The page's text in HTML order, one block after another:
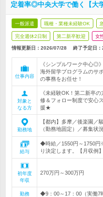
定着率◎中央大学で働く【大
一般派遣 職種・業種未経験OK
完全週休2日制 第二新卒歓迎 女
情報更新日：2026/07/28 終了予定日：
仕事内容
《シンプルワーク中心◎
海外留学プログラムのサ
の事務をお任せ！
対象と
なる方
《未経験OK！第二新卒
修＆フォロー制度で安心
援★
勤務地
【都内】多摩／後楽園
（勤務地固定）／募集状
給与
◆時給／1550円～1750円
り決定します。【月収例
初年度
年収
270万円～300万円
勤務
◆9：00～17：00（実働7